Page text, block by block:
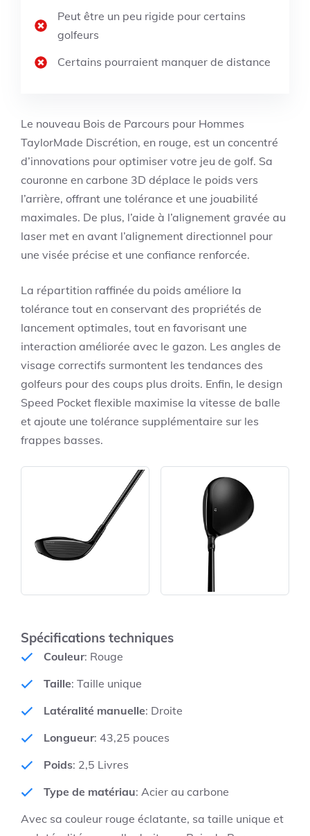
Peut être un peu rigide pour certains
golfeurs
Certains pourraient manquer de distance
Le nouveau Bois de Parcours pour Hommes
TaylorMade Discrétion, en rouge, est un concentré
d’innovations pour optimiser votre jeu de golf. Sa
couronne en carbone 3D déplace le poids vers
l’arrière, offrant une tolérance et une jouabilité
maximales. De plus, l’aide à l’alignement gravée au
laser met en avant l’alignement directionnel pour
une visée précise et une confiance renforcée.
La répartition raffinée du poids améliore la
tolérance tout en conservant des propriétés de
lancement optimales, tout en favorisant une
interaction améliorée avec le gazon. Les angles de
visage correctifs surmontent les tendances des
golfeurs pour des coups plus droits. Enfin, le design
Speed Pocket flexible maximise la vitesse de balle
et ajoute une tolérance supplémentaire sur les
frappes basses.
Spécifications techniques
Couleur: Rouge
Taille: Taille unique
Latéralité manuelle: Droite
Longueur: 43,25 pouces
Poids: 2,5 Livres
Type de matériau: Acier au carbone
Avec sa couleur rouge éclatante, sa taille unique et